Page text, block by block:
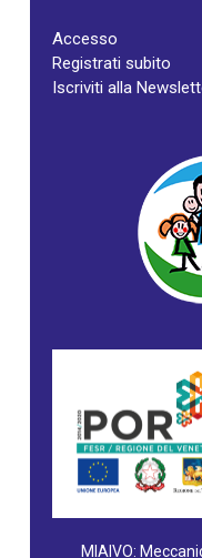
Accesso
Registrati subito
Iscriviti alla
MIAIVO: